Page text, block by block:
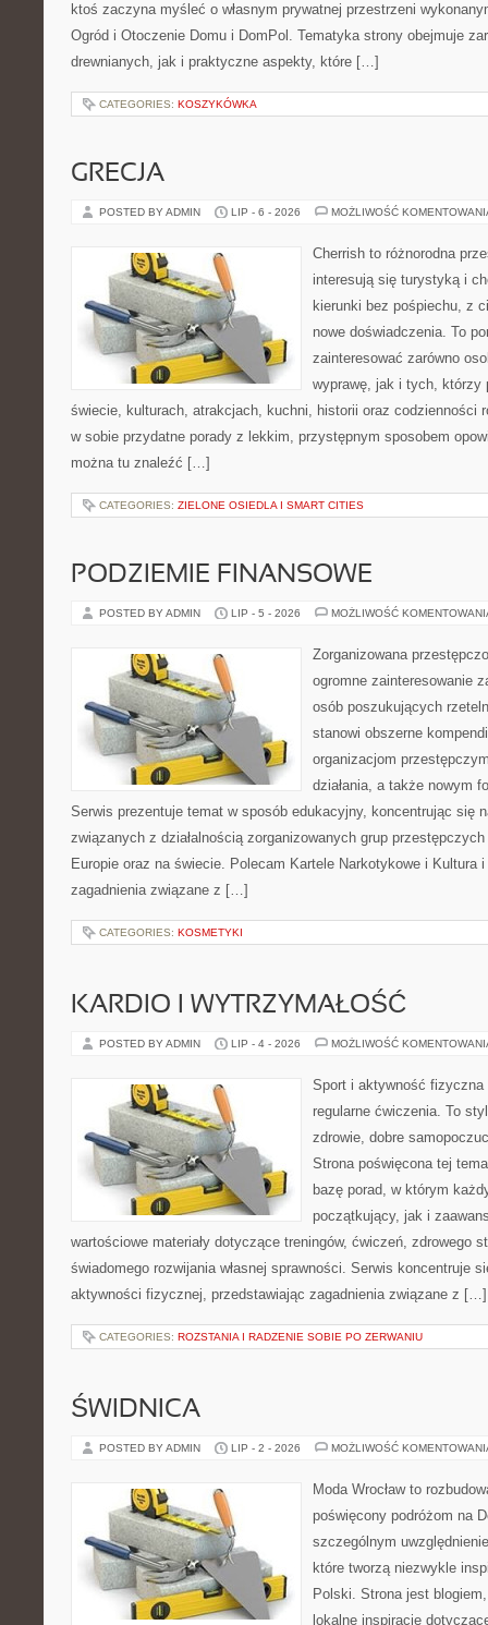
ktoś zaczyna myśleć o własnym prywatnej przestrzeni
Ogród i Otoczenie Domu i DomPol. Tematyka strony obejmuje
drewnianych, jak i praktyczne aspekty, które […]
CATEGORIES: KOSZYKÓWKA
GRECJA
POSTED BY ADMIN LIP - 6 - 2026 MOŻLIWOŚĆ
Cherrish to różnorodna
interesują się turystyką i
kierunki bez pośpiechu, z
nowe doświadczenia. To
zainteresować zarówno
wyprawę, jak i tych, którzy
świecie, kulturach, atrakcjach, kuchni, historii oraz codzienności
w sobie przydatne porady z lekkim, przystępnym sposobem
można tu znaleźć […]
CATEGORIES: ZIELONE OSIEDLA I SMART CITIES
PODZIEMIE FINANSOWE
POSTED BY ADMIN LIP - 5 - 2026 MOŻLIWOŚĆ
Zorganizowana
ogromne zainteresowanie
osób poszukujących
stanowi obszerne
organizacjom
działania, a także nowym
Serwis prezentuje temat w sposób edukacyjny, koncentrując się
związanych z działalnością zorganizowanych grup
Europie oraz na świecie. Polecam Kartele Narkotykowe i Kultura
zagadnienia związane z […]
CATEGORIES: KOSMETYKI
KARDIO I WYTRZYMAŁOŚĆ
POSTED BY ADMIN LIP - 4 - 2026 MOŻLIWOŚĆ
Sport i aktywność
regularne ćwiczenia. To
zdrowie, dobre
Strona poświęcona tej
bazę porad, w którym
początkujący, jak i
wartościowe materiały dotyczące treningów, ćwiczeń, zdrowego
świadomego rozwijania własnej sprawności. Serwis koncentruje
aktywności fizycznej, przedstawiając zagadnienia związane z […]
CATEGORIES: ROZSTANIA I RADZENIE SOBIE PO ZERWANIU
ŚWIDNICA
POSTED BY ADMIN LIP - 2 - 2026 MOŻLIWOŚĆ
Moda Wrocław to
poświęcony podróżom na
szczególnym
które tworzą niezwykle
Polski. Strona jest
lokalne inspiracje